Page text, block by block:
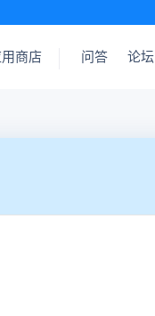
用商店 问答 论坛